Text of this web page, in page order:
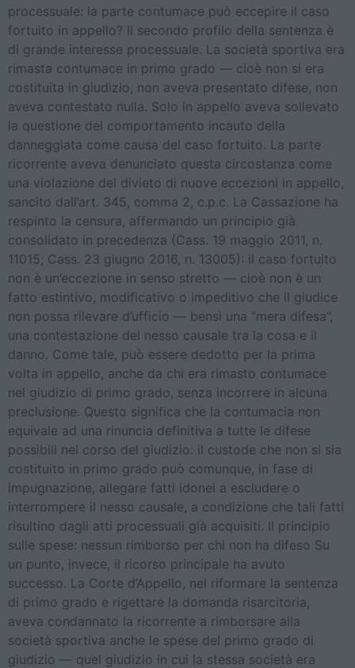
processuale: la parte contumace può eccepire il caso
fortuito in appello? Il secondo profilo della sentenza è
di grande interesse processuale. La società sportiva era
rimasta contumace in primo grado — cioè non si era
costituita in giudizio, non aveva presentato difese, non
aveva contestato nulla. Solo in appello aveva sollevato
la questione del comportamento incauto della
danneggiata come causa del caso fortuito. La parte
ricorrente aveva denunciato questa circostanza come
una violazione del divieto di nuove eccezioni in appello,
sancito dall’art. 345, comma 2, c.p.c. La Cassazione ha
respinto la censura, affermando un principio già
consolidato in precedenza (Cass. 19 maggio 2011, n.
11015; Cass. 23 giugno 2016, n. 13005): il caso fortuito
non è un’eccezione in senso stretto — cioè non è un
fatto estintivo, modificativo o impeditivo che il giudice
non possa rilevare d’ufficio — bensì una “mera difesa”,
una contestazione del nesso causale tra la cosa e il
danno. Come tale, può essere dedotto per la prima
volta in appello, anche da chi era rimasto contumace
nel giudizio di primo grado, senza incorrere in alcuna
preclusione. Questo significa che la contumacia non
equivale ad una rinuncia definitiva a tutte le difese
possibili nel corso del giudizio: il custode che non si sia
costituito in primo grado può comunque, in fase di
impugnazione, allegare fatti idonei a escludere o
interrompere il nesso causale, a condizione che tali fatti
risultino dagli atti processuali già acquisiti. Il principio
sulle spese: nessun rimborso per chi non ha difeso Su
un punto, invece, il ricorso principale ha avuto
successo. La Corte d’Appello, nel riformare la sentenza
di primo grado e rigettare la domanda risarcitoria,
aveva condannato la ricorrente a rimborsare alla
società sportiva anche le spese del primo grado di
giudizio — quel giudizio in cui la stessa società era